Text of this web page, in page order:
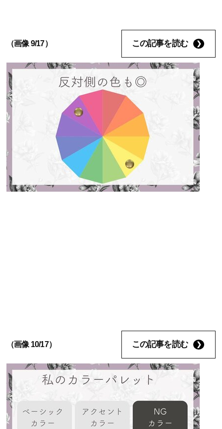
（画像 9/17） この記事を読む
（画像 10/17） この記事を読む